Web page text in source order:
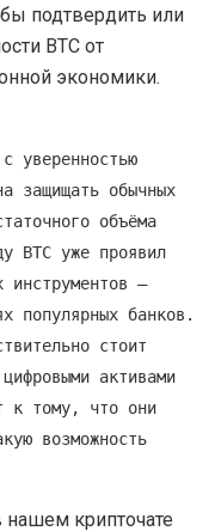
подтвердить или
BTC от
экономики.
уверенностью
защищать обычных
объёма
BTC уже проявил
инструментов —
популярных банков.
стоит
активами
к тому, что они
возможность
крипточате